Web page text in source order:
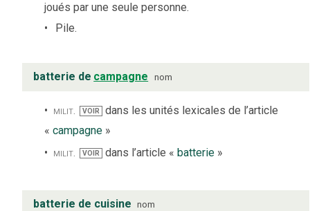
joués par une seule personne.
Pile.
batterie de campagne nom
milit. VOIR dans les unités lexicales de l’article
« campagne »
milit.
VOIR dans l’article « batterie»
batterie de cuisine nom